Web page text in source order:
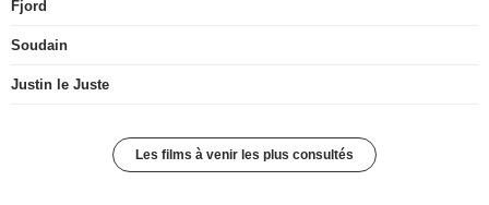
Fjord
Soudain
Justin le Juste
Les films à venir les plus consultés